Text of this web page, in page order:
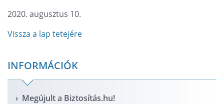
2020. augusztus 10.
Vissza a lap tetejére
INFORMÁCIÓK
Megújult a Biztosítás.hu!